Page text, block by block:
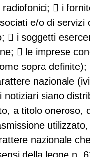
radiofonici;  i
e/o di servizi
 i soggetti
 le imprese
sopra
nazionale
notiziari siano
a titolo oneroso,
nazionale
della legge n.